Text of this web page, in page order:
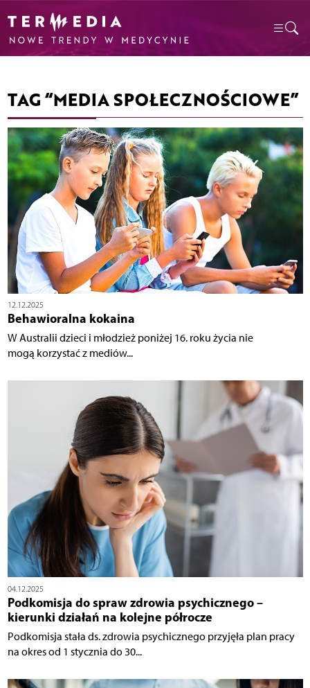
TAG “MEDIA SPOŁECZNOŚCIOWE”
12.12.2025
Behawioralna kokaina
W Australii dzieci i młodzież poniżej 16. roku życia nie
mogą korzystać z mediów...
04.12.2025
Podkomisja do spraw zdrowia psychicznego –
kierunki działań na kolejne półrocze
Podkomisja stała ds. zdrowia psychicznego przyjęła plan pracy
na okres od 1 stycznia do 30...